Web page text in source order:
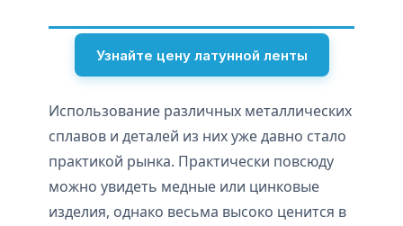
Узнайте цену латунной ленты
Использование различных металлических
сплавов и деталей из них уже давно стало
практикой рынка. Практически повсюду
можно увидеть медные или цинковые
изделия, однако весьма высоко ценится в